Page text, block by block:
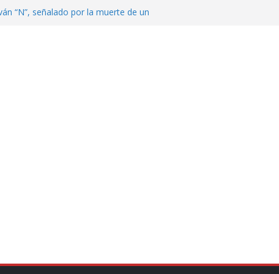
“N”, señalado por la muerte de un
Veracruz; aumentan a 33 los
secos